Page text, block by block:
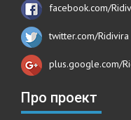
facebook.com/
twitter.com/Ridivira
plus.google.com/
Про проект